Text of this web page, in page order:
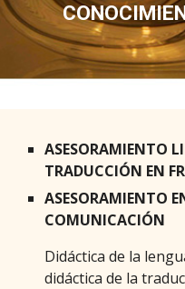
ASESORAMIENTO
TRADUCCIÓN EN
ASESORAMIENTO
COMUNICACIÓN
Didáctica de la
didáctica de la